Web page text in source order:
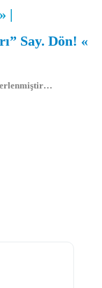
|
Say. Dön! «